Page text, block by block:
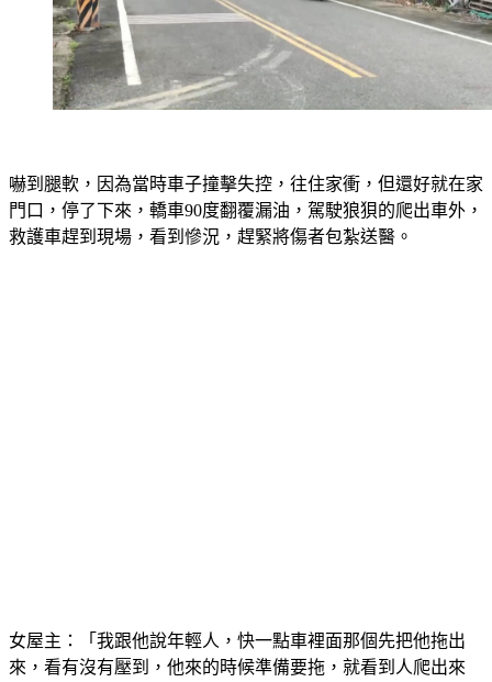
嚇到腿軟，因為當時車子撞擊失控，往住家衝，但還好就在家
門口，停了下來，轎車90度翻覆漏油，駕駛狼狽的爬出車外，
救護車趕到現場，看到慘況，趕緊將傷者包紮送醫。
女屋主：「我跟他說年輕人，快一點車裡面那個先把他拖出
來，看有沒有壓到，他來的時候準備要拖，就看到人爬出來